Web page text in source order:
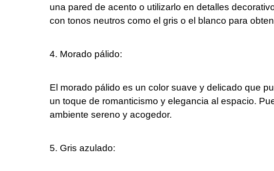
una pared de acento o utilizarlo en detalles
con tonos neutros como el gris o el blanco para
4. Morado pálido:
El morado pálido es un color suave y delicado que
un toque de romanticismo y elegancia al espacio.
ambiente sereno y acogedor.
5. Gris azulado: